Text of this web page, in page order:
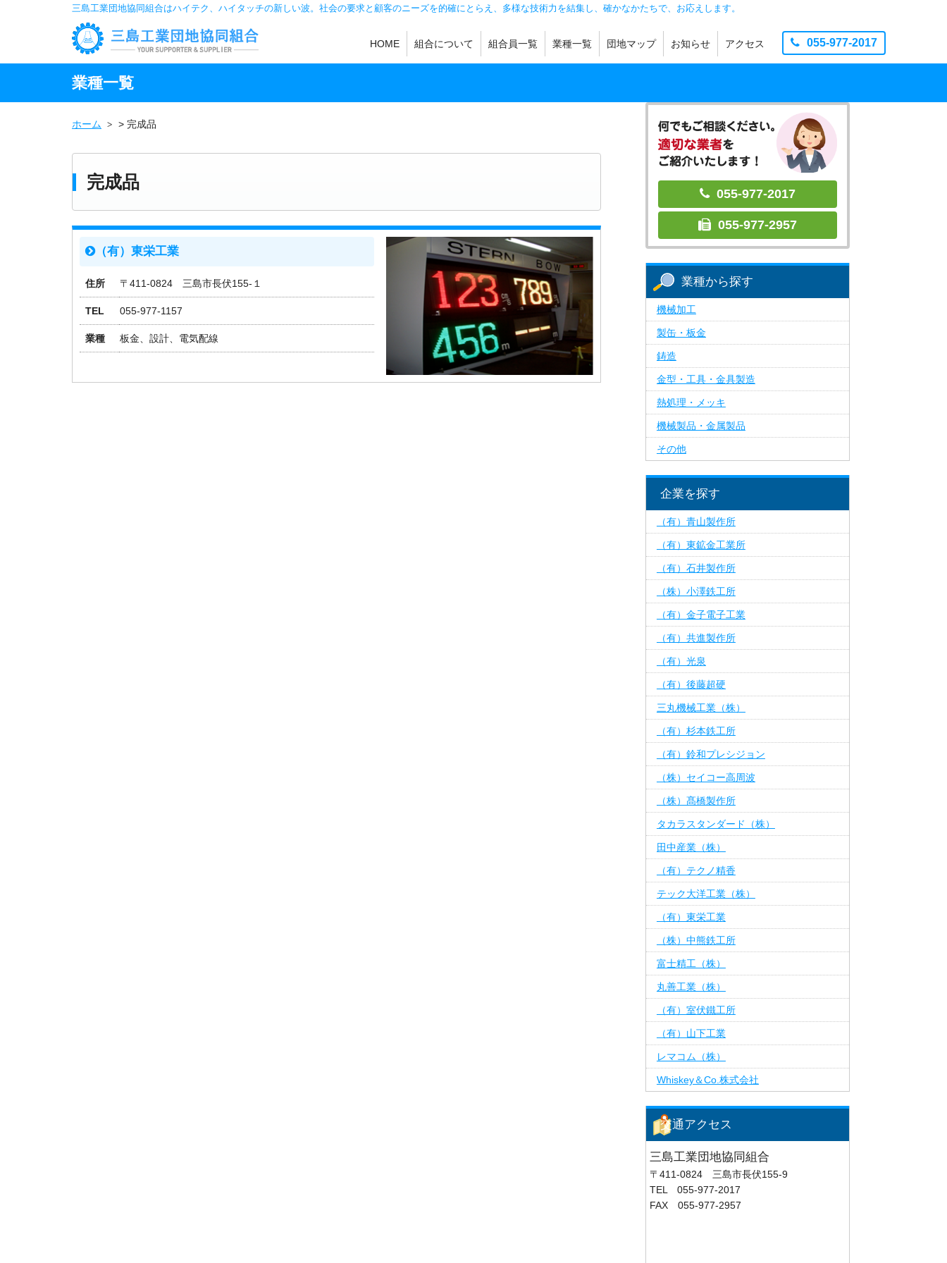
三島工業団地協同組合はハイテク、ハイタッチの新しい波。社会の要求と顧客のニーズを的確にとらえ、多様な技術力を結集し、確かなかたちで、お応えします。
055-977-2017
HOME 組合について 組合員一覧 業種一覧 団地マップ お知らせ アクセス
業種一覧
ホーム > 完成品
完成品
（有）東栄工業
住所 〒411-0824 三島市長伏155-１
TEL 055-977-1157
業種 板金、設計、電気配線
055-977-2017
055-977-2957
業種から探す
機械加工
製缶・板金
鋳造
金型・工具・金具製造
熱処理・メッキ
機械製品・金属製品
その他
企業を探す
（有）青山製作所
（有）東鉱金工業所
（有）石井製作所
（株）小澤鉄工所
（有）金子電子工業
（有）共進製作所
（有）光泉
（有）後藤超硬
三丸機械工業（株）
（有）杉本鉄工所
（有）鈴和プレシジョン
（株）セイコー高周波
（株）髙橋製作所
タカラスタンダード（株）
田中産業（株）
（有）テクノ精香
テック大洋工業（株）
（有）東栄工業
（株）中熊鉄工所
富士精工（株）
丸善工業（株）
（有）室伏鐵工所
（有）山下工業
レマコム（株）
Whiskey＆Co.株式会社
交通アクセス
三島工業団地協同組合
〒411-0824 三島市長伏155-9
TEL 055-977-2017
FAX 055-977-2957